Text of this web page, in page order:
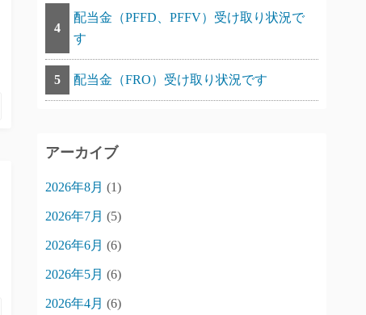
4
配当金（PFFD、PFFV）受け取り状況で
す
5 配当金（FRO）受け取り状況です
アーカイブ
2026年8月 (1)
2026年7月 (5)
2026年6月 (6)
2026年5月 (6)
2026年4月 (6)